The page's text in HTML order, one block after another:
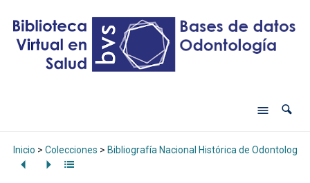
Inicio > Colecciones > Bibliografía Nacional Histórica de Odontología